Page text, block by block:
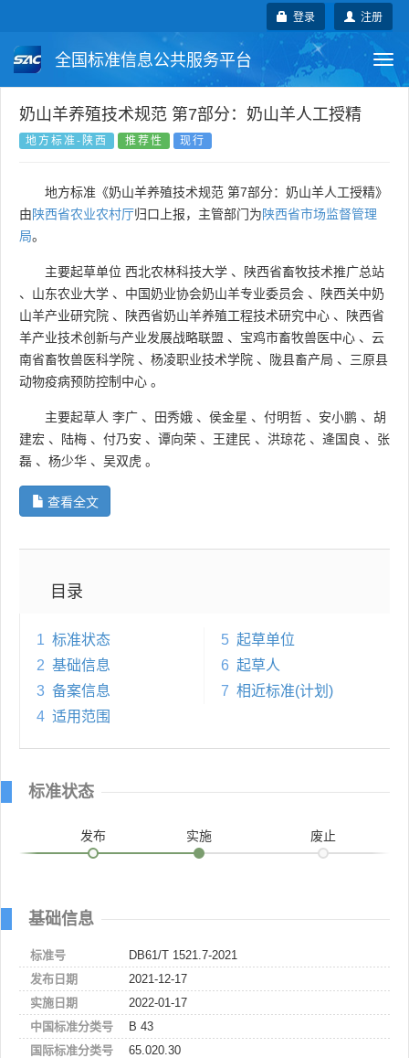
注册
登录
全国标准信息公共服务平台
国家标准 行业标准 地方标准
国外标准 技术委员会
奶山羊养殖技术规范 第7部分：奶山羊人工授精
地方标准-陕西 推荐性 现行
地方标准《奶山羊养殖技术规范 第7部分：奶山羊人工授精》
由陕西省农业农村厅归口上报，主管部门为陕西省市场监督管理
局。
主要起草单位 西北农林科技大学 、
陕西省畜牧技术推广总站
、 山东农业大学 、 中国奶业协会奶山羊专业委员会 、
陕西关中奶
山羊产业研究院 、 陕西省奶山羊养殖工程技术研究中心 、
陕西省
羊产业技术创新与产业发展战略联盟 、 宝鸡市畜牧兽医中心 、 云
南省畜牧兽医科学院 、 杨凌职业技术学院 、 陇县畜产局 、 三原县
动物疫病预防控制中心 。
主要起草人 李广 、 田秀娥 、 侯金星 、 付明哲 、 安小鹏 、 胡
建宏 、 陆梅 、 付乃安 、 谭向荣 、 王建民 、 洪琼花 、 逄国良 、 张
磊 、 杨少华 、 吴双虎 。
查看全文
目录
1 标准状态
2 基础信息
3 备案信息
4 适用范围
5 起草单位
6 起草人
7 相近标准(计划)
标准状态
发布 实施 废止
基础信息
标准号
DB61/T 1521.7-2021
发布日期
2021-12-17
实施日期
2022-01-17
中国标准分类号
B 43
国际标准分类号
65.020.30